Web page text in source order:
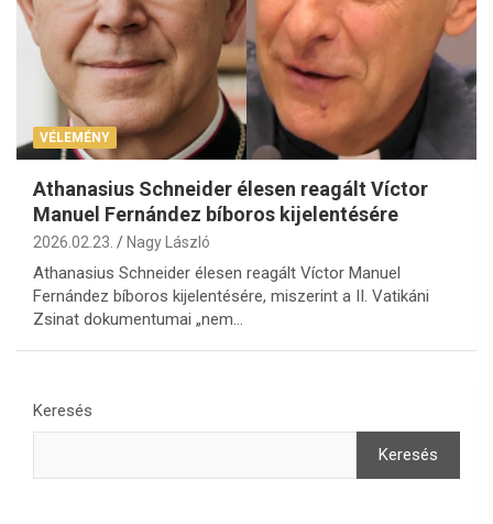
VÉLEMÉNY
Athanasius Schneider élesen reagált Víctor
Manuel Fernández bíboros kijelentésére
2026.02.23. Nagy László
Athanasius Schneider élesen reagált Víctor Manuel
Fernández bíboros kijelentésére, miszerint a II. Vatikáni
Zsinat dokumentumai „nem…
Keresés
Keresés